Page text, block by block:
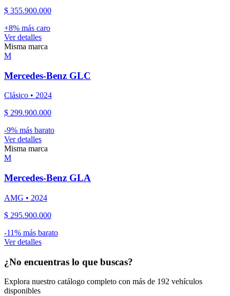
$ 355.900.000
+8% más caro
Ver detalles
Misma marca
M
Mercedes-Benz GLC
Clásico • 2024
$ 299.900.000
-9% más barato
Ver detalles
Misma marca
M
Mercedes-Benz GLA
AMG • 2024
$ 295.900.000
-11% más barato
Ver detalles
¿No encuentras lo que buscas?
Explora nuestro catálogo completo con más de 192 vehículos
disponibles